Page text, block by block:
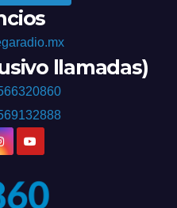
llamadas)